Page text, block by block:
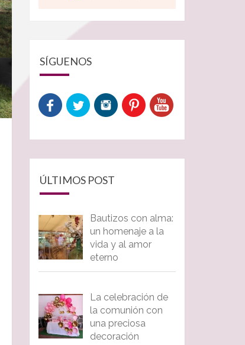
SÍGUENOS
ÚLTIMOS POST
Bautizos con alma:
un homenaje a la
vida y al amor
eterno
La celebración de
la comunión con
una preciosa
decoración